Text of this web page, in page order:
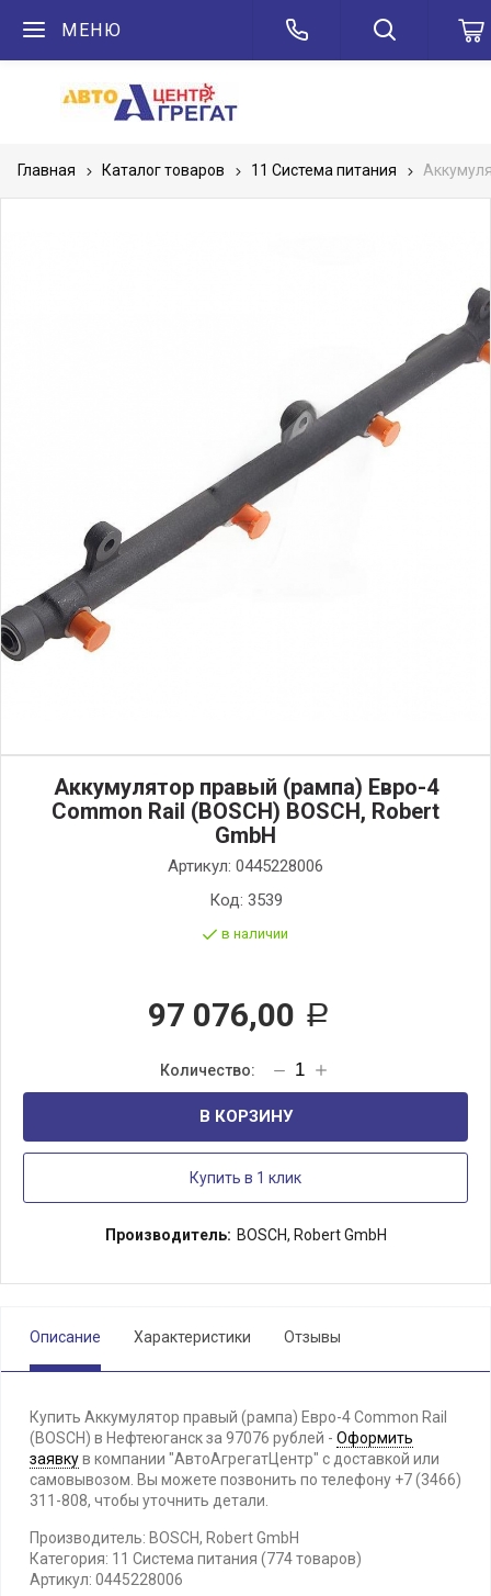
МЕНЮ
Главная Каталог товаров 11 Система питания
Аккумулятор правый (рампа) Евро-4
Common Rail (BOSCH) BOSCH, Robert
GmbH
Артикул: 0445228006
Код: 3539
в наличии
97 076,00 Р
В КОРЗИНУ
Купить в 1 клик
Производитель: BOSCH, Robert GmbH
Описание Характеристики Отзывы
Купить Аккумулятор правый (рампа) Евро-4 Common Rail
(BOSCH) в Нефтеюганск за 97076 рублей - Оформить
заявкув компании "АвтоАгрегатЦентр" с доставкой или
самовывозом. Вы можете позвонить по телефону +7 (3466)
311-808, чтобы уточнить детали.
Производитель: BOSCH, Robert GmbH
Категория: 11 Система питания (774 товаров)
Артикул: 0445228006